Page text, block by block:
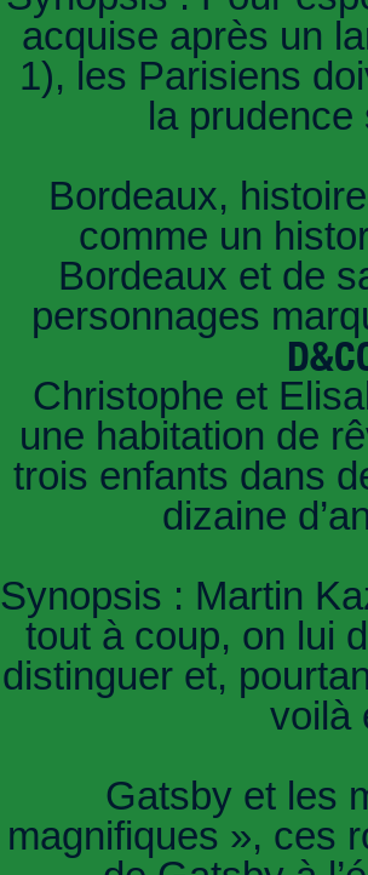
acquise après un
1), les Parisiens
la
Bordeaux,
comme un
Bordeaux et de
personnages
Christophe et
une habitation de
trois enfants dans
dizaine
Synopsis : Martin
tout à coup, on lui
distinguer et,
voilà
Gatsby et les
magnifiques », ces